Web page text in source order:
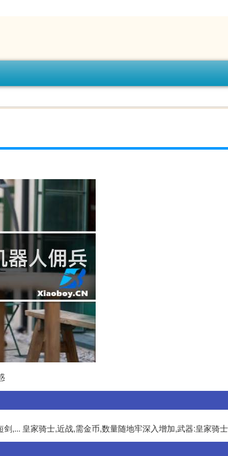
,... 皇家骑士,近战,需金币,数量随地牢深入增加,武器:皇家骑